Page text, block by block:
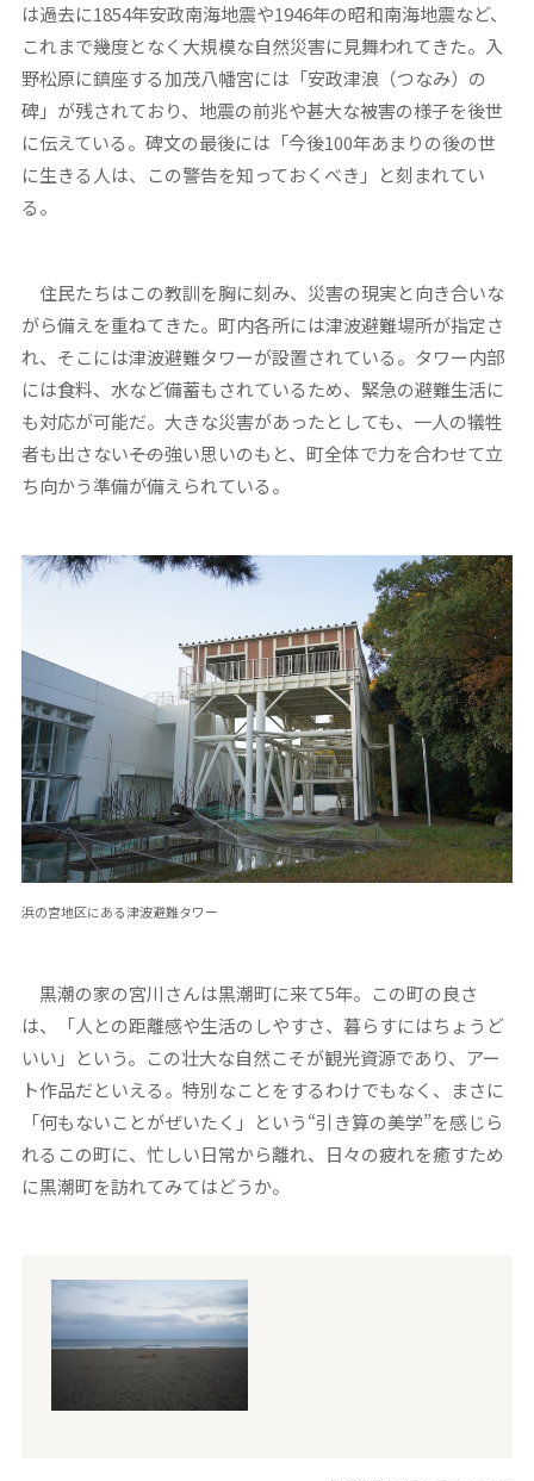
は過去に1854年安政南海地震や1946年の昭和南海地震など、
これまで幾度となく大規模な自然災害に見舞われてきた。入
野松原に鎮座する加茂八幡宮には「安政津浪（つなみ）の
碑」が残されており、地震の前兆や甚大な被害の様子を後世
に伝えている。碑文の最後には「今後100年あまりの後の世
に生きる人は、この警告を知っておくべき」と刻まれてい
る。
住民たちはこの教訓を胸に刻み、災害の現実と向き合いな
がら備えを重ねてきた。町内各所には津波避難場所が指定さ
れ、そこには津波避難タワーが設置されている。タワー内部
には食料、水など備蓄もされているため、緊急の避難生活に
も対応が可能だ。大きな災害があったとしても、一人の犠牲
者も出さない――その強い思いのもと、町全体で力を合わせて立
ち向かう準備が備えられている。
浜の宮地区にある津波避難タワー
黒潮の家の宮川さんは黒潮町に来て5年。この町の良さ
は、「人との距離感や生活のしやすさ、暮らすにはちょうど
いい」という。この壮大な自然こそが観光資源であり、アー
ト作品だといえる。特別なことをするわけでもなく、まさに
「何もないことがぜいたく」という“引き算の美学”を感じら
れるこの町に、忙しい日常から離れ、日々の疲れを癒すため
に黒潮町を訪れてみてはどうか。